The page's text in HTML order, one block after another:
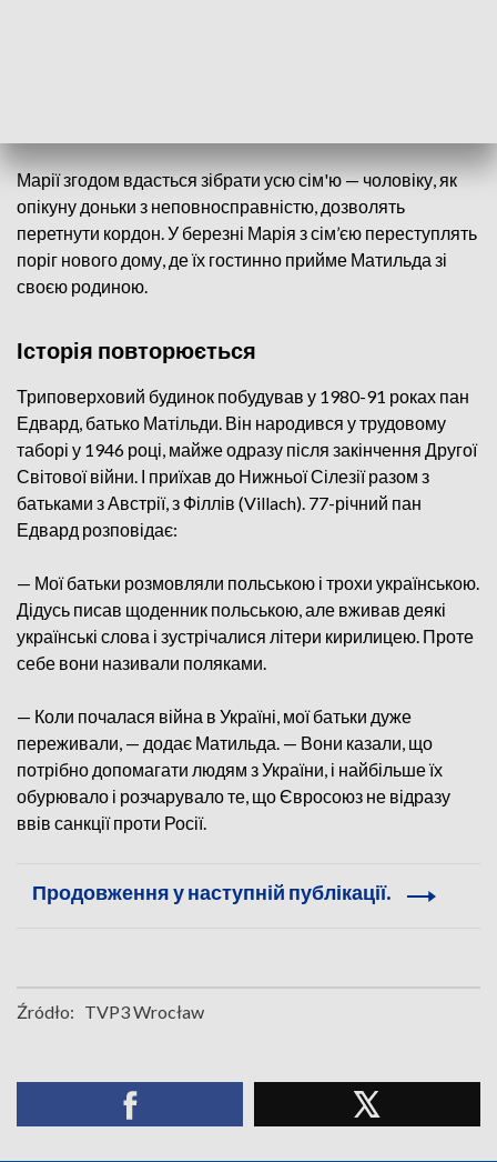
Марії згодом вдасться зібрати усю сім'ю — чоловіку, як
опікуну доньки з неповносправністю, дозволять
перетнути кордон. У березні Марія з сім’єю переступлять
поріг нового дому, де їх гостинно прийме Матильда зі
своєю родиною.
Історія повторюється
Триповерховий будинок побудував у 1980-91 роках пан
Едвард, батько Матільди. Він народився у трудовому
таборі у 1946 році, майже одразу після закінчення Другої
Світової війни. І приїхав до Нижньої Сілезії разом з
батьками з Австрії, з Філлів (Villach). 77-річний пан
Едвард розповідає:
— Мої батьки розмовляли польською і трохи українською.
Дідусь писав щоденник польською, але вживав деякі
українські слова і зустрічалися літери кирилицею. Проте
себе вони називали поляками.
— Коли почалася війна в Україні, мої батьки дуже
переживали, — додає Матильда. — Вони казали, що
потрібно допомагати людям з України, і найбільше їх
обурювало і розчарувало те, що Євросоюз не відразу
ввів санкції проти Росії.
Продовження у наступній публікації.
Źródło: TVP3 Wrocław